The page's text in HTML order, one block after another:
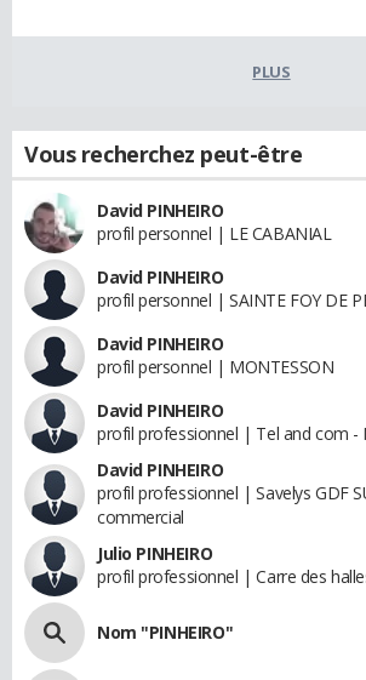
PLUS
Vous recherchez peut-être
David PINHEIRO
profil personnel | LE CABANIAL
David PINHEIRO
profil personnel | SAINTE FOY DE
David PINHEIRO
profil personnel | MONTESSON
David PINHEIRO
profil professionnel | Tel and com -
David PINHEIRO
profil professionnel | Savelys GDF
commercial
Julio PINHEIRO
profil professionnel | Carre des
Nom "PINHEIRO"